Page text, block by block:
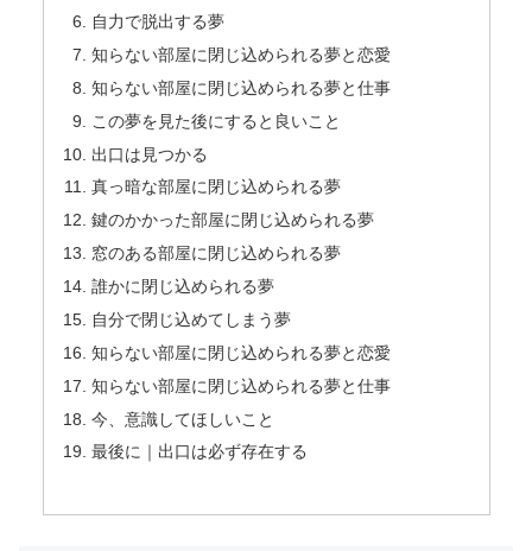
自力で脱出する夢
知らない部屋に閉じ込められる夢と恋愛
知らない部屋に閉じ込められる夢と仕事
この夢を見た後にすると良いこと
出口は見つかる
真っ暗な部屋に閉じ込められる夢
鍵のかかった部屋に閉じ込められる夢
窓のある部屋に閉じ込められる夢
誰かに閉じ込められる夢
自分で閉じ込めてしまう夢
知らない部屋に閉じ込められる夢と恋愛
知らない部屋に閉じ込められる夢と仕事
今、意識してほしいこと
最後に｜出口は必ず存在する